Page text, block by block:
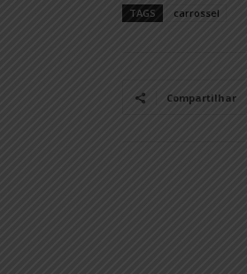
TAGS carrossel
Compartilhar